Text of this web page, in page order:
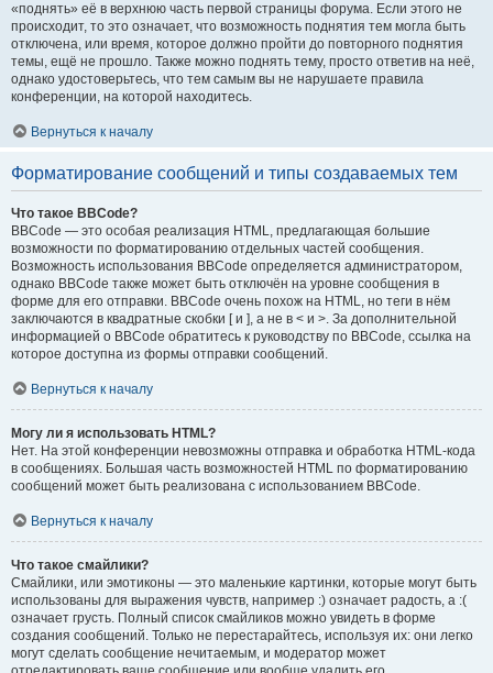
«поднять» её в верхнюю часть первой страницы форума. Если этого не
происходит, то это означает, что возможность поднятия тем могла быть
отключена, или время, которое должно пройти до повторного поднятия
темы, ещё не прошло. Также можно поднять тему, просто ответив на неё,
однако удостоверьтесь, что тем самым вы не нарушаете правила
конференции, на которой находитесь.
Вернуться к началу
Форматирование сообщений и типы создаваемых тем
Что такое BBCode?
BBCode — это особая реализация HTML, предлагающая большие
возможности по форматированию отдельных частей сообщения.
Возможность использования BBCode определяется администратором,
однако BBCode также может быть отключён на уровне сообщения в
форме для его отправки. BBCode очень похож на HTML, но теги в нём
заключаются в квадратные скобки [ и ], а не в < и >. За дополнительной
информацией о BBCode обратитесь к руководству по BBCode, ссылка на
которое доступна из формы отправки сообщений.
Вернуться к началу
Могу ли я использовать HTML?
Нет. На этой конференции невозможны отправка и обработка HTML-кода
в сообщениях. Большая часть возможностей HTML по форматированию
сообщений может быть реализована с использованием BBCode.
Вернуться к началу
Что такое смайлики?
Смайлики, или эмотиконы — это маленькие картинки, которые могут быть
использованы для выражения чувств, например :) означает радость, а :(
означает грусть. Полный список смайликов можно увидеть в форме
создания сообщений. Только не перестарайтесь, используя их: они легко
могут сделать сообщение нечитаемым, и модератор может